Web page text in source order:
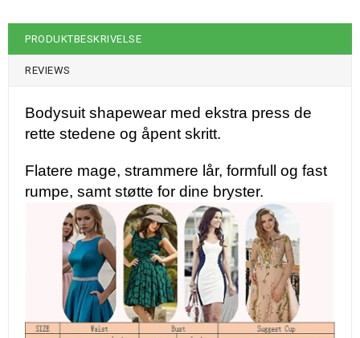
PRODUKTBESKRIVELSE
REVIEWS
Bodysuit shapewear med ekstra press de
rette stedene og åpent skritt.
Flatere mage, strammere lår, formfull og fast
rumpe, samt støtte for dine bryster.